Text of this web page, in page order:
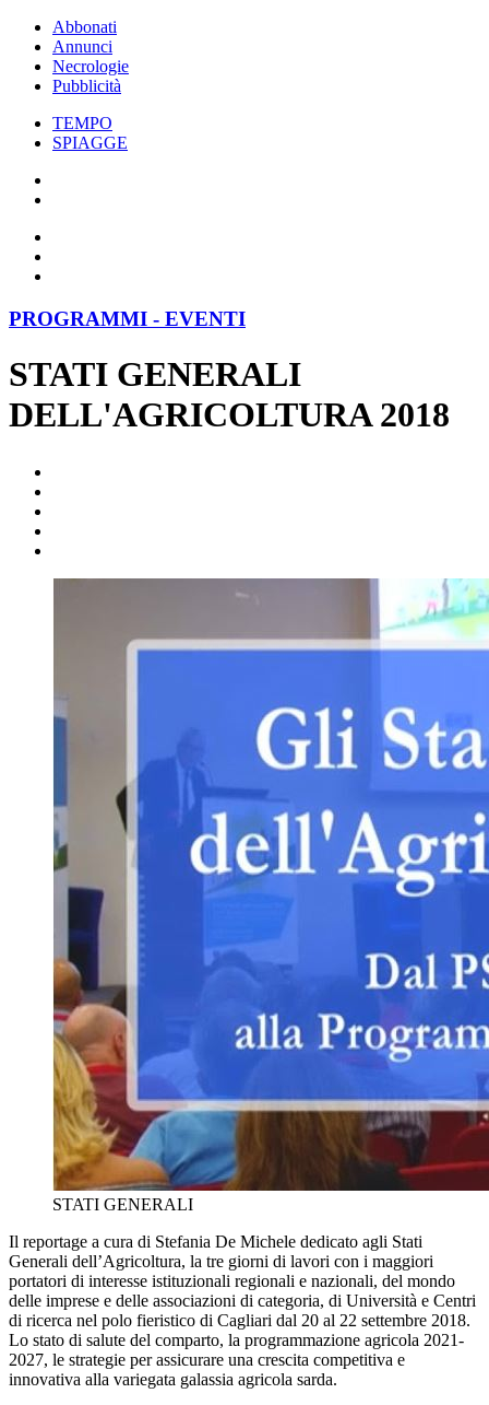
Abbonati
Annunci
Necrologie
Pubblicità
TEMPO
SPIAGGE
PROGRAMMI - EVENTI
STATI GENERALI
DELL'AGRICOLTURA 2018
STATI GENERALI
Il reportage a cura di Stefania De Michele dedicato agli Stati
Generali dell’Agricoltura, la tre giorni di lavori con i maggiori
portatori di interesse istituzionali regionali e nazionali, del mondo
delle imprese e delle associazioni di categoria, di Università e Centri
di ricerca nel polo fieristico di Cagliari dal 20 al 22 settembre 2018.
Lo stato di salute del comparto, la programmazione agricola 2021-
2027, le strategie per assicurare una crescita competitiva e
innovativa alla variegata galassia agricola sarda.